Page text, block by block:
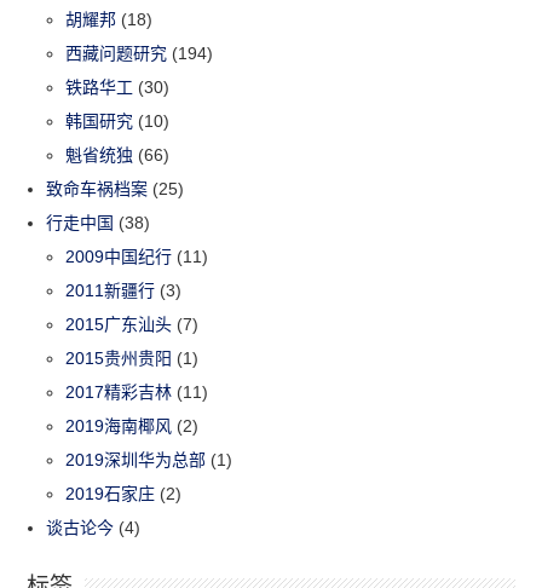
胡耀邦 (18)
西藏问题研究 (194)
铁路华工 (30)
韩国研究 (10)
魁省统独 (66)
致命车祸档案 (25)
行走中国 (38)
2009中国纪行 (11)
2011新疆行 (3)
2015广东汕头 (7)
2015贵州贵阳 (1)
2017精彩吉林 (11)
2019海南椰风 (2)
2019深圳华为总部 (1)
2019石家庄 (2)
谈古论今 (4)